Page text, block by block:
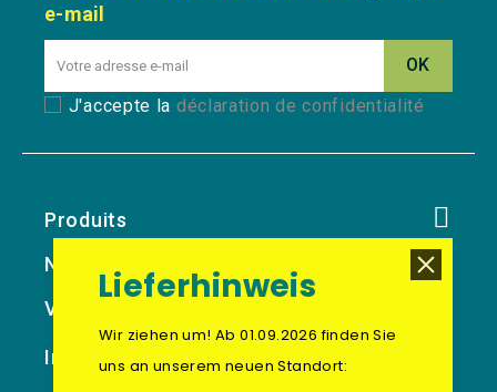
e-mail
J'accepte la déclaration de confidentialité
Produits
Notre Société
Votre Compte
Informations Sur Le Magasin
Lieferhinweis
Wir ziehen um! Ab 01.09.2026 finden Sie
uns an unserem neuen Standort: